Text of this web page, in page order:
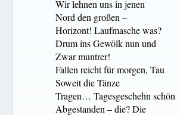
Wir lehnen uns in jenen
Nord den großen –
Horizont! Laufmasche was?
Drum ins Gewölk nun und
Zwar muntrer!
Fallen reicht für morgen, Tau
Soweit die Tänze
Tragen… Tagesgeschehn schön
Abgestanden – die? Die